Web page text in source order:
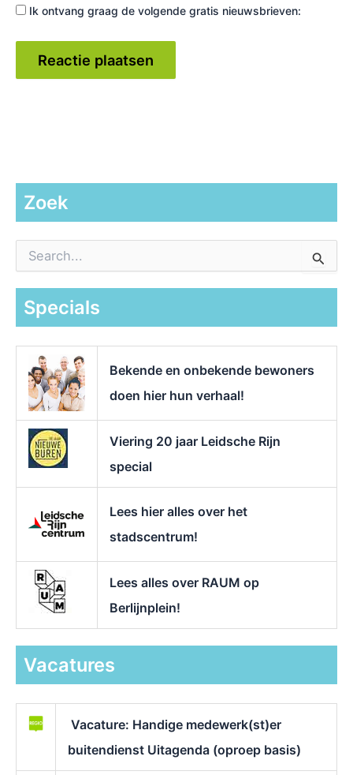
Ik ontvang graag de volgende gratis nieuwsbrieven:
Zoek
a
Specials
Bekende en onbekende bewoners
doen hier hun verhaal!
Viering 20 jaar Leidsche Rijn
special
Lees hier alles over het
stadscentrum!
Lees alles over RAUM op
Berlijnplein!
Vacatures
Vacature: Handige medewerk(st)er
buitendienst Uitagenda (oproep basis)